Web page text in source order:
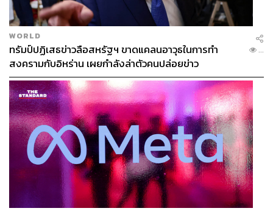
WORLD
ทรัมป์ปฏิเสธข่าวลือสหรัฐฯ ขาดแคลนอาวุธในการทำ
สงครามกับอิหร่าน เผยกำลังล่าตัวคนปล่อยข่าว
...